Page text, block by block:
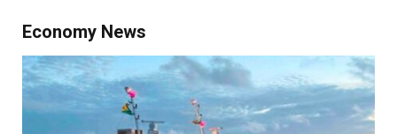
Economy News